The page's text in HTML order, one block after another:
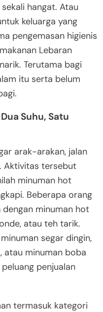
hangat. Atau
keluarga yang
pengemasan higienis
Lebaran
Terutama bagi
itu serta belum
Suhu, Satu
arak-arakan, jalan
Aktivitas tersebut
minuman hot
Beberapa orang
minuman hot
atau teh tarik.
segar dingin,
atau minuman boba
penjualan
termasuk kategori